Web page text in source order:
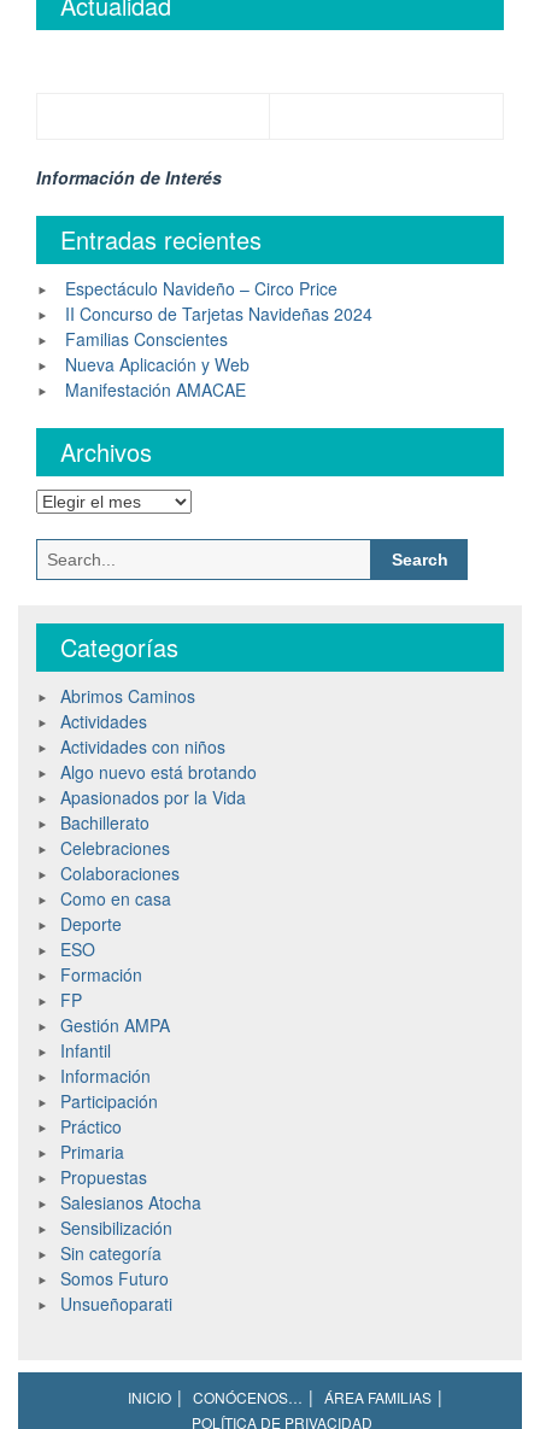
Información de Interés
Entradas recientes
Espectáculo Navideño – Circo Price
II Concurso de Tarjetas Navideñas 2024
Familias Conscientes
Nueva Aplicación y Web
Manifestación AMACAE
Archivos
Categorías
Abrimos Caminos
Actividades
Actividades con niños
Algo nuevo está brotando
Apasionados por la Vida
Bachillerato
Celebraciones
Colaboraciones
Como en casa
Deporte
ESO
Formación
FP
Gestión AMPA
Infantil
Información
Participación
Práctico
Primaria
Propuestas
Salesianos Atocha
Sensibilización
Sin categoría
Somos Futuro
Unsueñoparati
INICIO CONÓCENOS…
ÁREA FAMILIAS
POLÍTICA DE PRIVACIDAD